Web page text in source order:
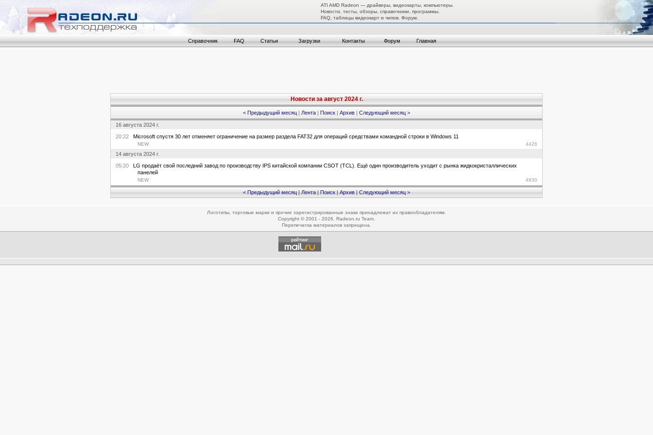
ATI AMD Radeon — драйверы, видеокарты, компьютеры.
Новости, тесты, обзоры, справочники, программы.
FAQ, таблицы видеокарт и чипов. Форум.
Справочник FAQ Статьи Загрузки Контакты Форум Главная
Новости за август 2024 г.
< Предыдущий месяц | Лента | Поиск | Архив | Следующий месяц >
16 августа 2024 г.
20:22 Microsoft спустя 30 лет отменяет ограничение на размер раздела FAT32 для операций средствами командной строки в Windows 11
4426
NEW
14 августа 2024 г.
05:20 LG продаёт свой последний завод по производству IPS китайской компании CSOT (TCL). Ещё один производитель уходит с рынка жидкокристаллических
панелей
4830
NEW
< Предыдущий месяц|Лента|Поиск|Архив|Следующий месяц >
Логотипы, торговые марки и прочие зарегистрированные знаки принадлежат их правообладателям.
Copyright © 2001 - 2026, Radeon.ru Team.
Перепечатка материалов запрещена.